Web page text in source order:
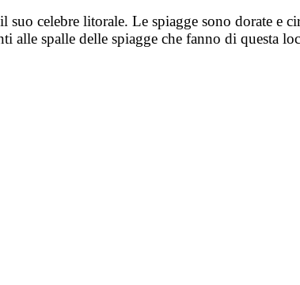
suo celebre litorale. Le spiagge sono dorate e
alle spalle delle spiagge che fanno di questa